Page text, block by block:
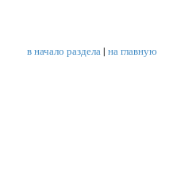
в начало раздела| на главную